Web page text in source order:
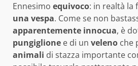
Ennesimo equivoco: in realtà la
una vespa. Come se non
apparentemente innocua, è
pungiglione e di un veleno che
animali di stazza importante